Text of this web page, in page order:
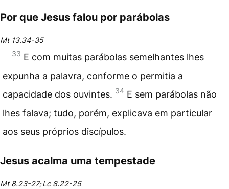
Por que Jesus falou por parábolas
Mt 13.34-35
33 E com muitas parábolas semelhantes lhes
expunha a palavra, conforme o permitia a
capacidade dos ouvintes. 34 E sem parábolas não
lhes falava; tudo, porém, explicava em particular
aos seus próprios discípulos.
Jesus acalma uma tempestade
Mt 8.23-27;Lc 8.22-25